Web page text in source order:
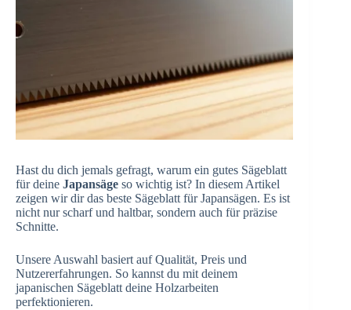
Hast du dich jemals gefragt, warum ein gutes Sägeblatt
für deine Japansäge so wichtig ist? In diesem Artikel
zeigen wir dir das beste Sägeblatt für Japansägen. Es ist
nicht nur scharf und haltbar, sondern auch für präzise
Schnitte.
Unsere Auswahl basiert auf Qualität, Preis und
Nutzererfahrungen. So kannst du mit deinem
japanischen Sägeblatt deine Holzarbeiten
perfektionieren.